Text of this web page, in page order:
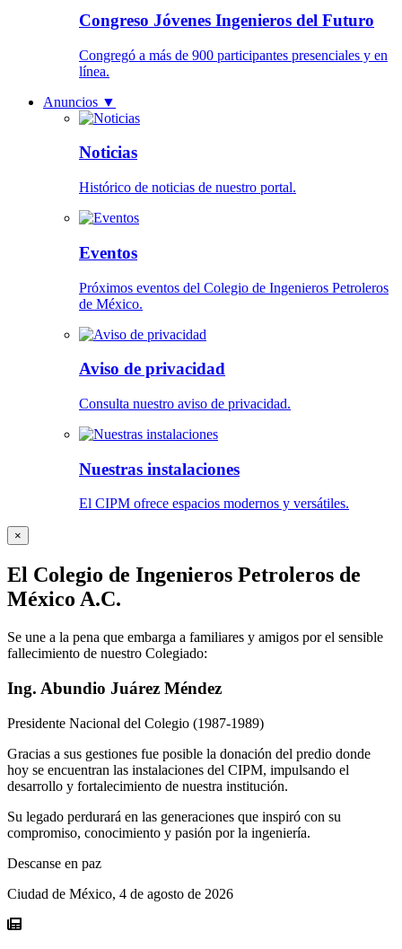
Congreso Jóvenes Ingenieros del Futuro
Congregó a más de 900 participantes presenciales y en
línea.
Anuncios ▼
Noticias
Histórico de noticias de nuestro portal.
Eventos
Próximos eventos del Colegio de Ingenieros Petroleros
de México.
Aviso de privacidad
Consulta nuestro aviso de privacidad.
Nuestras instalaciones
El CIPM ofrece espacios modernos y versátiles.
×
El Colegio de Ingenieros Petroleros de
México A.C.
Se une a la pena que embarga a familiares y amigos por el sensible
fallecimiento de nuestro Colegiado:
Ing. Abundio Juárez Méndez
Presidente Nacional del Colegio (1987-1989)
Gracias a sus gestiones fue posible la donación del predio donde
hoy se encuentran las instalaciones del CIPM, impulsando el
desarrollo y fortalecimiento de nuestra institución.
Su legado perdurará en las generaciones que inspiró con su
compromiso, conocimiento y pasión por la ingeniería.
Descanse en paz
Ciudad de México, 4 de agosto de 2026